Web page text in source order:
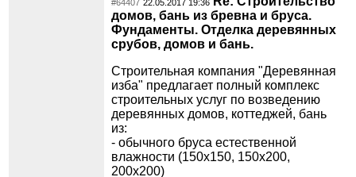
#64407 22.05.2017 19:36
домов, бань из бревна и бруса.
Фундаменты. Отделка деревянных
срубов, домов и бань.
Строительная компания "Деревянная
изба" предлагает полный комплекс
строительных услуг по возведению
деревянных домов, коттеджей, бань
из:
- обычного бруса естественной
влажности (150х150, 150х200,
200х200)